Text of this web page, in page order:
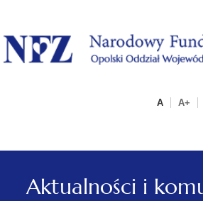
.
A A+
Aktualności i